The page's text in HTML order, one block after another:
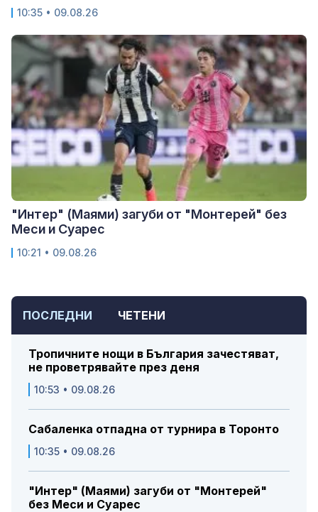
ПОСЛЕДНИ ЧЕТЕНИ
Тропичните нощи в България зачестяват,
не проветрявайте през деня
10:53 • 09.08.26
Сабаленка отпадна от турнира в Торонто
10:35 • 09.08.26
"Интер" (Маями) загуби от "Монтерей"
без Меси и Суарес
10:35 • 09.08.26
"Интер" (Маями) загуби от "Монтерей" без
Меси и Суарес
10:21 • 09.08.26